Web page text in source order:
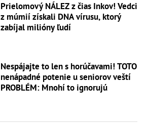
Prielomový NÁLEZ z čias Inkov! Vedci
z múmií získali DNA vírusu, ktorý
zabíjal milióny ľudí
Nespájajte to len s horúčavami! TOTO
nenápadné potenie u seniorov veští
PROBLÉM: Mnohí to ignorujú